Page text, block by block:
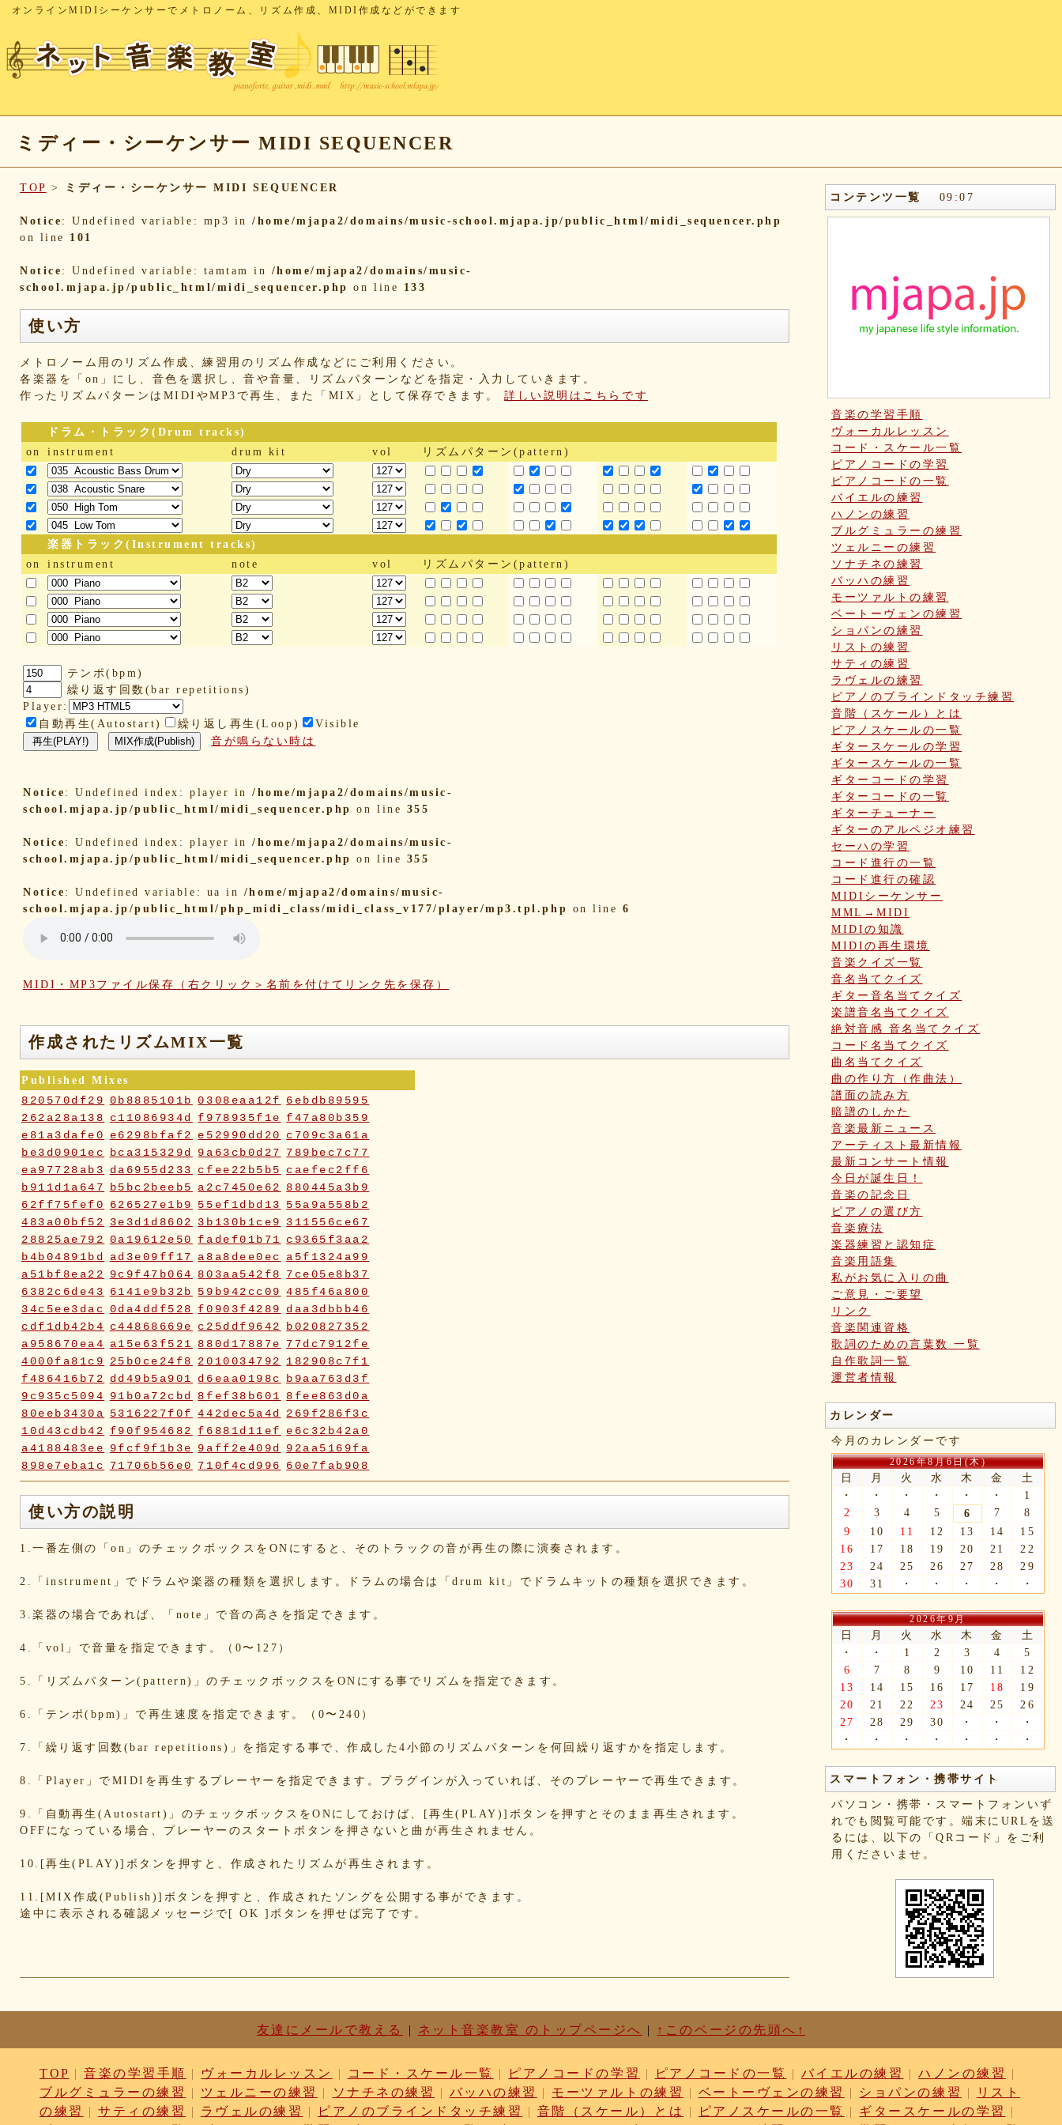
オンラインMIDIシーケンサーでメトロノーム、リズム作成、MIDI作成などができます
ミディー・シーケンサー MIDI SEQUENCER
TOP > ミディー・シーケンサー MIDI SEQUENCER
Notice : Undefined variable: mp3 in/home/mjapa2/domains/music-school.mjapa.jp/public_html/midi_sequencer.php
on line 101
Notice : Undefined variable: tamtam in /home/mjapa2/domains/music-
school.mjapa.jp/public_html/midi_sequencer.php on line 133
使い方
メトロノーム用のリズム作成、練習用のリズム作成などにご利用ください。
各楽器を「on」にし、音色を選択し、音や音量、リズムパターンなどを指定・入力していきます。
作ったリズムパターンはMIDIやMP3で再生、また「MIX」として保存できます。詳しい説明はこちらです
ドラム・トラック(Drum tracks)
on
instrument drum kit vol リズムパターン(pattern)
楽器トラック(Instrument tracks)
on
instrument note vol リズムパターン(pattern)
テンポ(bpm)
繰り返す回数(bar repetitions)
Player:
自動再生(Autostart)
繰り返し再生(Loop)
Visible
音が鳴らない時は
Notice : Undefined index: player in/home/mjapa2/domains/music-
school.mjapa.jp/public_html/midi_sequencer.php on line 355
Notice : Undefined index: player in/home/mjapa2/domains/music-
school.mjapa.jp/public_html/midi_sequencer.php on line 355
Notice : Undefined variable: ua in /home/mjapa2/domains/music-
school.mjapa.jp/public_html/php_midi_class/midi_class_v177/player/mp3.tpl.php on line 6
MIDI・MP3ファイル保存（右クリック＞名前を付けてリンク先を保存）
作成されたリズムMIX一覧
Published Mixes
820570df29 0b8885101b 0308eaa12f
6ebdb89595
262a28a138
c11086934d f978935f1e
f47a80b359
e81a3dafe0
e6298bfaf2 e52990dd20
c709c3a61a
be3d0901ec
bca315329d 9a63cb0d27
789bec7c77
ea97728ab3
da6955d233 cfee22b5b5
caefec2ff6
b911d1a647
b5bc2beeb5 a2c7450e62
880445a3b9
62ff75fef0
626527e1b9 55ef1dbd13
55a9a558b2
483a00bf52
3e3d1d8602 3b130b1ce9
311556ce67
28825ae792 0a19612e50 fadef01b71
c9365f3aa2
b4b04891bd
ad3e09ff17 a8a8dee0ec
a5f1324a99
a51bf8ea22
9c9f47b064 803aa542f8
7ce05e8b37
6382c6de43
6141e9b32b 59b942cc09 485f46a800
34c5ee3dac 0da4ddf528 f0903f4289
daa3dbbb46
cdf1db42b4
c44868669e c25ddf9642
b020827352
a958670ea4
a15e63f521 880d17887e
77dc7912fe
4000fa81c9
25b0ce24f8 2010034792
182908c7f1
f486416b72
dd49b5a901 d6eaa0198c
b9aa763d3f
9c935c5094
91b0a72cbd 8fef38b601
8fee863d0a
80eeb3430a
5316227f0f 442dec5a4d
269f286f3c
10d43cdb42
f90f954682 f6881d11ef
e6c32b42a0
a4188483ee
9fcf9f1b3e 9aff2e409d
92aa5169fa
898e7eba1c
71706b56e0 710f4cd996
60e7fab908
2fc2817e70 2fbd748ca9 2bc2c23116 18ae976a5f
0a5c7d06ca
072e6fe598
d6a569fc0b cd3dccbd2e
9519718cc1 8dbfbb62db 80769b257d
66befeb510
eb3fa731cd ca1398119b c8cb07711a ba23f8e41e
0ec360312d faa9413074 edf12ab6c3
dee16d27c4
b5b6539562
9fcce57df6 8b24beae51
856c39952d
8288cef79d 4c796286c6
1568abddff
0de2e30836 02998e587d
d5377cd92c
9ef6ebcac2 99ce8a767d 924d9cb69e 924420a7a3
5e80ad5293 5095988ef6 4b7930b4d0 2038b53613
d836b49a9d d76a3e8c23 b9fed15d2b
b38ab1d1b8
a01087c2be 83d205db59 8058ee16b9 6709558878
49f63675b9 15ebcaa807 f447739453
f1c0d3dc34
b0ebace0d4 aa7f949dad a558c898d9 6c1bd04085
e186dc0158 d654560420 c7b6a2d824 c2d4263ad3
b6a3ebae49
a1d5a5a815 8e583fa566 7ad1494187
a0d1cb27ad 89e6983403
6b9f362c23 4e887b24b9
d10d20337c bc4e86d124 a86454d5af
a21fbd24dc
8ea728273f
77fab01bea 73468471cf 086bf9fcae
f839ea6eb8 f59ab6f876 d4f92dc6f9
c81b0593c1
使い方の説明
1.一番左側の「on」のチェックボックスをONにすると、そのトラックの音が再生の際に演奏されます。
2.「instrument」でドラムや楽器の種類を選択します。ドラムの場合は「drum kit」でドラムキットの種類を選択できます。
3.楽器の場合であれば、「note」で音の高さを指定できます。
4.「vol」で音量を指定できます。（0〜127）
5.「リズムパターン(pattern)」のチェックボックスをONにする事でリズムを指定できます。
6.「テンポ(bpm)」で再生速度を指定できます。（0〜240）
7.「繰り返す回数(bar repetitions)」を指定する事で、作成した4小節のリズムパターンを何回繰り返すかを指定します。
8.「Player」でMIDIを再生するプレーヤーを指定できます。プラグインが入っていれば、そのプレーヤーで再生できます。
9.「自動再生(Autostart)」のチェックボックスをONにしておけば、[再生(PLAY)]ボタンを押すとそのまま再生されます。
OFFになっている場合、プレーヤーのスタートボタンを押さないと曲が再生されません。
10.[再生(PLAY)]ボタンを押すと、作成されたリズムが再生されます。
11.[MIX作成(Publish)]ボタンを押すと、作成されたソングを公開する事ができます。
途中に表示される確認メッセージで[ OK ]ボタンを押せば完了です。
コンテンツ一覧 09 :07
音楽の学習手順
ヴォーカルレッスン
コード・スケール一覧
ピアノコードの学習
ピアノコードの一覧
バイエルの練習
ハノンの練習
ブルグミュラーの練習
ツェルニーの練習
ソナチネの練習
バッハの練習
モーツァルトの練習
ベートーヴェンの練習
ショパンの練習
リストの練習
サティの練習
ラヴェルの練習
ピアノのブラインドタッチ練習
音階（スケール）とは
ピアノスケールの一覧
ギタースケールの学習
ギタースケールの一覧
ギターコードの学習
ギターコードの一覧
ギターチューナー
ギターのアルペジオ練習
セーハの学習
コード進行の一覧
コード進行の確認
MIDIシーケンサー
MML→MIDI
MIDIの知識
MIDIの再生環境
音楽クイズ一覧
音名当てクイズ
ギター音名当てクイズ
楽譜音名当てクイズ
絶対音感 音名当てクイズ
コード名当てクイズ
曲名当てクイズ
曲の作り方（作曲法）
譜面の読み方
暗譜のしかた
音楽最新ニュース
アーティスト最新情報
最新コンサート情報
今日が誕生日！
音楽の記念日
ピアノの選び方
音楽療法
楽器練習と認知症
音楽用語集
私がお気に入りの曲
ご意見・ご要望
リンク
音楽関連資格
歌詞のための言葉数 一覧
自作歌詞一覧
運営者情報
カレンダー
今月のカレンダーです
2026年8月6日(木)
日 月 火 水 木 金
土
・
・ ・ ・ ・ ・
1
2
3 4 5 6 7
8
9
10 11 12 13 14
15
16
17 18 19 20 21
22
23
24 25 26 27 28
29
30
31 ・ ・ ・ ・ ・
2026年9月
日 月 火 水 木 金
土
・
・ 1 2 3 4
5
6
7 8 9 10 11
12
13
14 15 16 17 18
19
20
21 22 23 24 25
26
27
28 29 30 ・ ・
・
・
・ ・ ・ ・ ・ ・
スマートフォン・携帯サイト
パソコン・携帯・スマートフォンいず
れでも閲覧可能です。端末にURLを送
るには、以下の「QRコード」をご利
用くださいませ。
友達にメールで教える | ネット音楽教室 のトップページへ | ↑このページの先頭へ↑
TOP |音楽の学習手順 | ヴォーカルレッスン | コード・スケール一覧 | ピアノコードの学習 | ピアノコードの一覧 | バイエルの練習 |ハノンの練習
|
ブルグミュラーの練習
| ツェルニーの練習 | ソナチネの練習 | バッハの練習 | モーツァルトの練習 | ベートーヴェンの練習 | ショパンの練習 |
リスト
の練習
|サティの練習 | ラヴェルの練習 | ピアノのブラインドタッチ練習 | 音階（スケール）とは | ピアノスケールの一覧 | ギタースケールの学習
|